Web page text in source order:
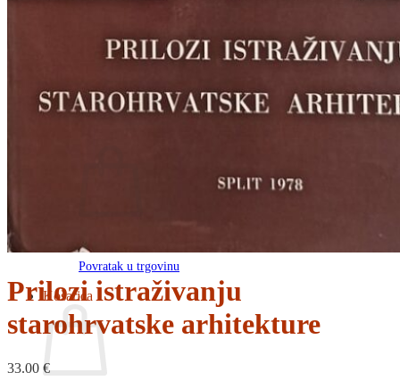
Povratak u trgovinu
Košarica
Prilozi istraživanju
starohrvatske arhitekture
33.00 €